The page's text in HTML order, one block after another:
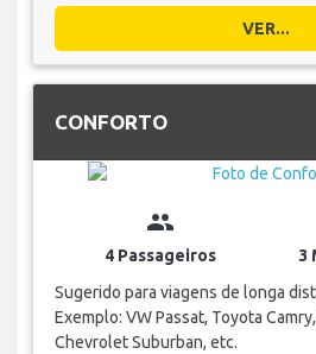
VER...
CONFORTO
group
4 Passageiros
3
Sugerido para viagens de longa
Exemplo: VW Passat, Toyota
Chevrolet Suburban, etc.